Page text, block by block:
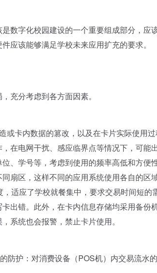
数字化校园建设的一个重要组成部分，应
应该能够满足学校未来应用扩充的要求。
充分考虑到各方面因素。
或卡内数据的篡改，以及在卡片实际使用
在电网干扰、感应临界点等情况下，可
、学号等，考虑到使用的频率高低和方便
扇区，这样不同的应用系统使用各自的
适应了学校就餐集中，要求交易时间短
出错。此外，在卡内信息存储均采用备份
系统也会报警，禁止卡片使用。
防护：对消费设备（POS机）内交易流水的